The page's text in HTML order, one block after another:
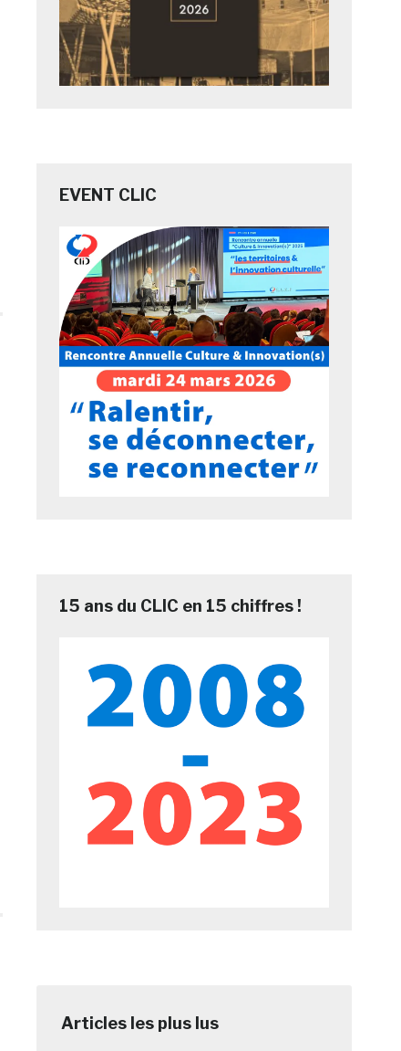
EVENT CLIC
15 ans du CLIC en 15 chiffres !